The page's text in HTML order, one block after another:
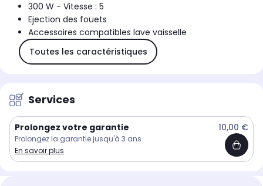
300 W - Vitesse : 5
Ejection des fouets
Accessoires compatibles lave vaisselle
Toutes les caractéristiques
Services
Prolongez votre garantie 10,00 €
Prolongez la garantie jusqu'à 3 ans
En savoir plus